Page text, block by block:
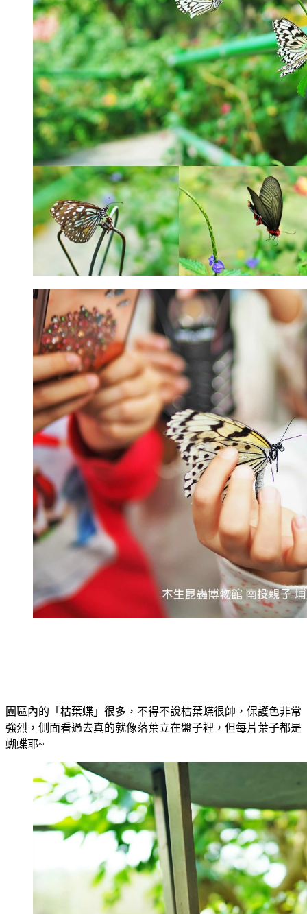
園區內的「枯葉蝶」很多，不得不說枯葉蝶很帥，保護色非常
強烈，側面看過去真的就像落葉立在盤子裡，但每片葉子都是
蝴蝶耶~